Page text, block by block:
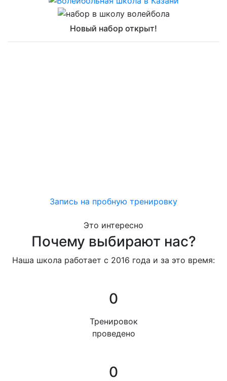
Новый набор открыт!
Запись на пробную тренировку
Это интересно
Почему выбирают нас?
Наша школа работает с 2016 года и за это время:
0
Тренировок
проведено
0